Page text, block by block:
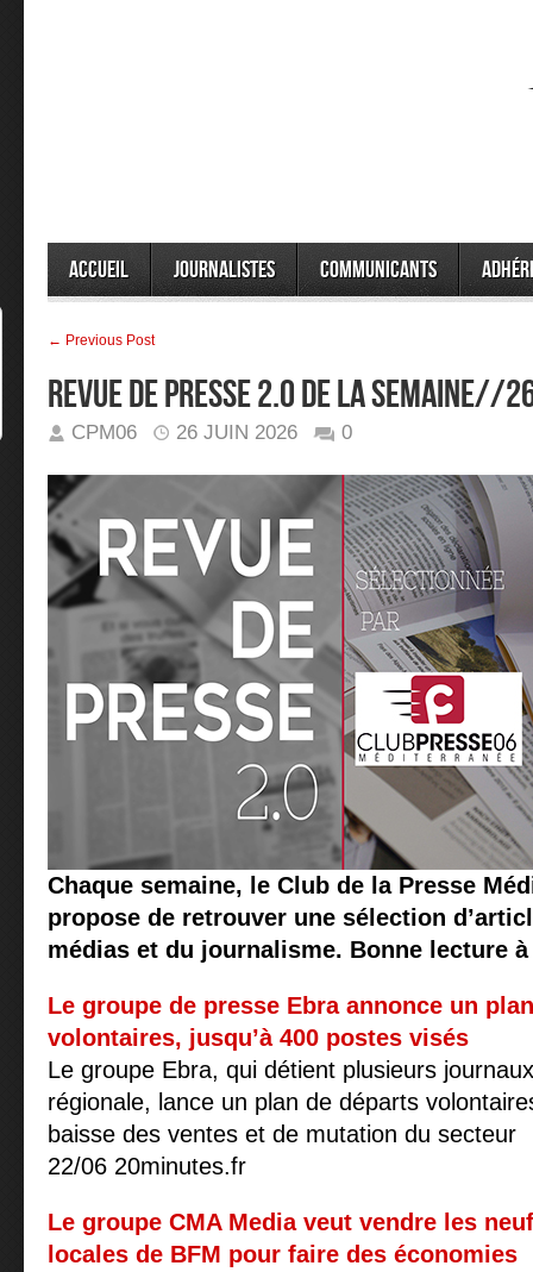
Accueil Journalistes Communicants
← Previous Post
Revue de presse 2.0 de la semaine//
CPM06 26 JUIN 2026 0
Chaque semaine, le Club de la Presse
propose de retrouver une sélection
médias et du journalisme. Bonne lecture
Le groupe de presse Ebra annonce un
volontaires, jusqu’à 400 postes visés
Le groupe Ebra, qui détient plusieurs
régionale, lance un plan de départs
baisse des ventes et de mutation du secteur
22/06 20minutes.fr
Le groupe CMA Media veut vendre les
locales de BFM pour faire des économies